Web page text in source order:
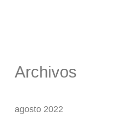
Archivos
agosto 2022